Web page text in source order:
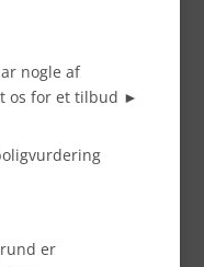
nogle af
os for et tilbud ►
er